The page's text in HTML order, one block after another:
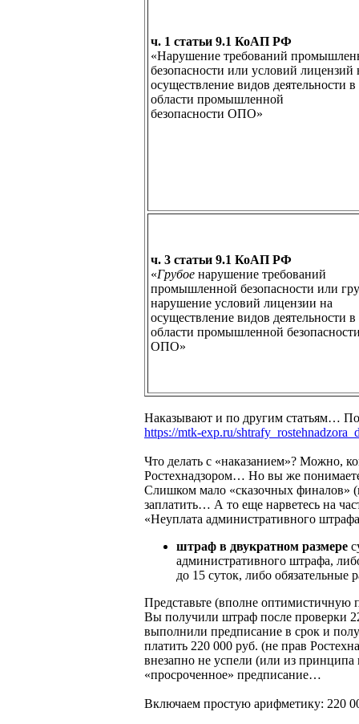
ч. 1 статьи 9.1 КоАП РФ
«Нарушение требований
безопасности или условий лицензий
осуществление видов деятельности в
области промышленной
безопасности ОПО»
ч. 3 статьи 9.1 КоАП РФ
«Грубое нарушение требований
промышленной безопасности или
нарушение условий лицензии на
осуществление видов деятельности в
области промышленной
ОПО»
Наказывают и по другим статьям…
https://mtk-exp.ru/
Что делать с «наказанием»? Можно,
Ростехнадзором… Но вы же
Слишком мало «сказочных финалов»
заплатить… А то еще нарветесь на
«Неуплата административного
штраф в двукратном размере
административного штрафа,
до 15 суток, либо обязательные
Представьте (вполне
Вы получили штраф после проверки
выполнили предписание в срок и
платить 220 000 руб. (не прав
внезапно не успели (или из принципа
«просроченное» предписание…
Включаем простую арифметику: 220